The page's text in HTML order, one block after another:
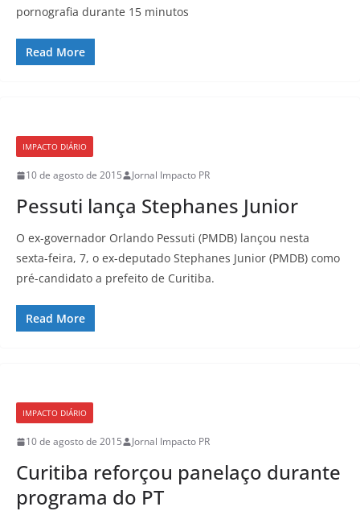
pornografia durante 15 minutos
Read More
IMPACTO DIÁRIO
10 de agosto de 2015 Jornal Impacto PR
Pessuti lança Stephanes Junior
O ex-governador Orlando Pessuti (PMDB) lançou nesta
sexta-feira, 7, o ex-deputado Stephanes Junior (PMDB) como
pré-candidato a prefeito de Curitiba.
Read More
IMPACTO DIÁRIO
10 de agosto de 2015 Jornal Impacto PR
Curitiba reforçou panelaço durante
programa do PT